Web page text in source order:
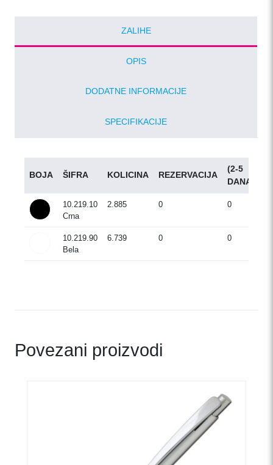
ZALIHE
OPIS
DODATNE INFORMACIJE
SPECIFIKACIJE
BOJA ŠIFRA KOLICINA REZERVACIJA
(2-5
DANA)
10.219.10
Crna
2.885 0 0
10.219.90
Bela
6.739 0 0
Povezani proizvodi